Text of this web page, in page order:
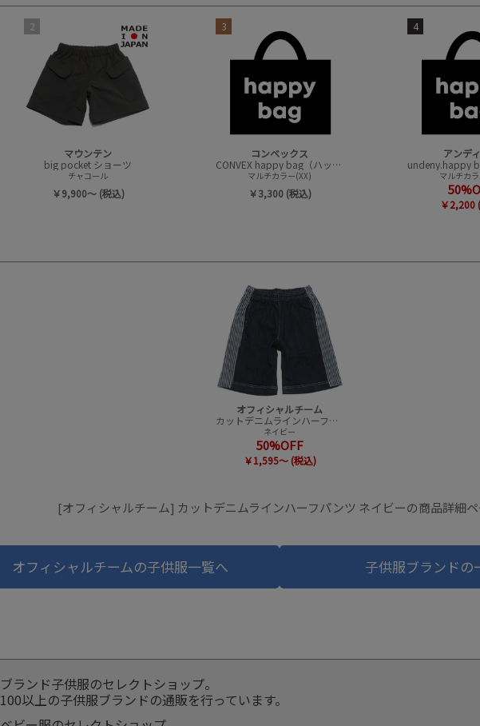
2
マウンテン
big pocket ショーツ
チャコール
￥9,900～ (税込)
3
コンベックス
CONVEX happy bag（ハッピーバック）
マルチカラー(XX)
￥3,300 (税込)
4
アンデ
マルチカ
￥2,200
オフィシャルチーム
カットデニムラインハーフパンツ
ネイビー
50%OFF
￥1,595～ (税込)
[オフィシャルチーム] カットデニムラインハーフパンツ ネイビーの商品詳細
オフィシャルチームの子供服一覧へ 子供服ブランドの
ブランド子供服のセレクトショップ。
100以上の子供服ブランドの通販を行っています。